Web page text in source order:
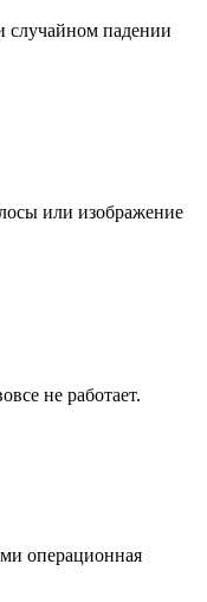
случайном падении
или изображение
не работает.
операционная